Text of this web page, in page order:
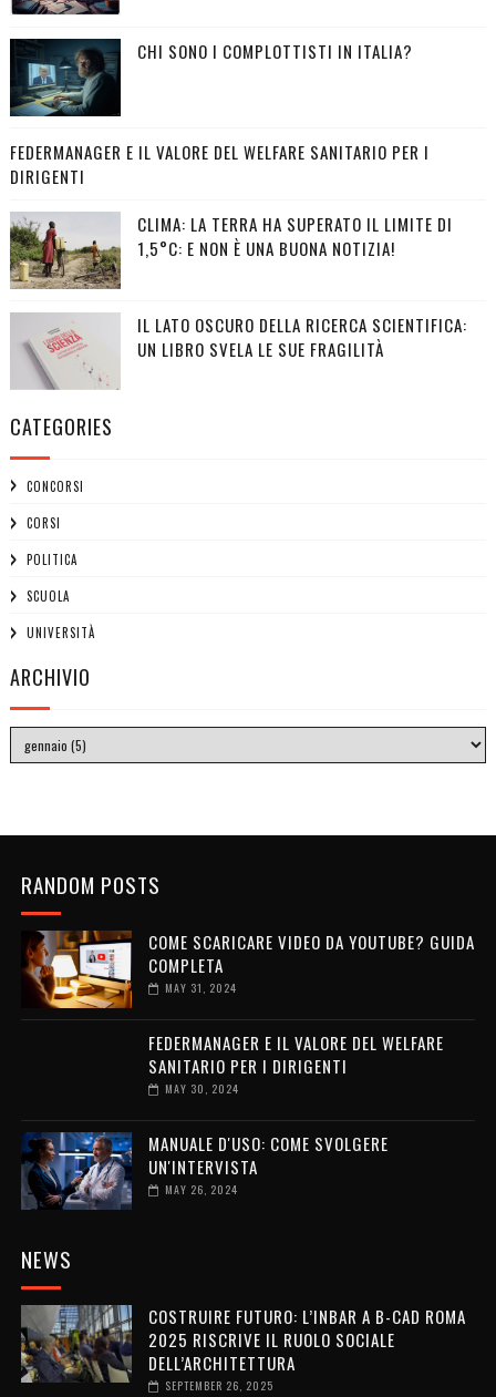
CHI SONO I COMPLOTTISTI IN ITALIA?
FEDERMANAGER E IL VALORE DEL WELFARE SANITARIO PER I
DIRIGENTI
CLIMA: LA TERRA HA SUPERATO IL LIMITE DI
1,5°C: E NON È UNA BUONA NOTIZIA!
IL LATO OSCURO DELLA RICERCA SCIENTIFICA:
UN LIBRO SVELA LE SUE FRAGILITÀ
CATEGORIES
CONCORSI
CORSI
POLITICA
SCUOLA
UNIVERSITÀ
ARCHIVIO
RANDOM POSTS
COME SCARICARE VIDEO DA YOUTUBE? GUIDA
COMPLETA
MAY 31, 2024
FEDERMANAGER E IL VALORE DEL WELFARE
SANITARIO PER I DIRIGENTI
MAY 30, 2024
MANUALE D'USO: COME SVOLGERE
UN'INTERVISTA
MAY 26, 2024
NEWS
COSTRUIRE FUTURO: L’INBAR A B-CAD ROMA
2025 RISCRIVE IL RUOLO SOCIALE
DELL’ARCHITETTURA
SEPTEMBER 26, 2025